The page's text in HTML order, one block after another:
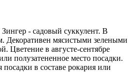
- садовый суккулент. В
Декоративен мясистыми зелеными
Цветение в августе-сентябре
полузатененное место посадки.
в составе рокария или